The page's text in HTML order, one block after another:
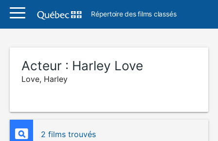
Répertoire des films classés
Acteur : Harley Love
Love, Harley
2 films trouvés